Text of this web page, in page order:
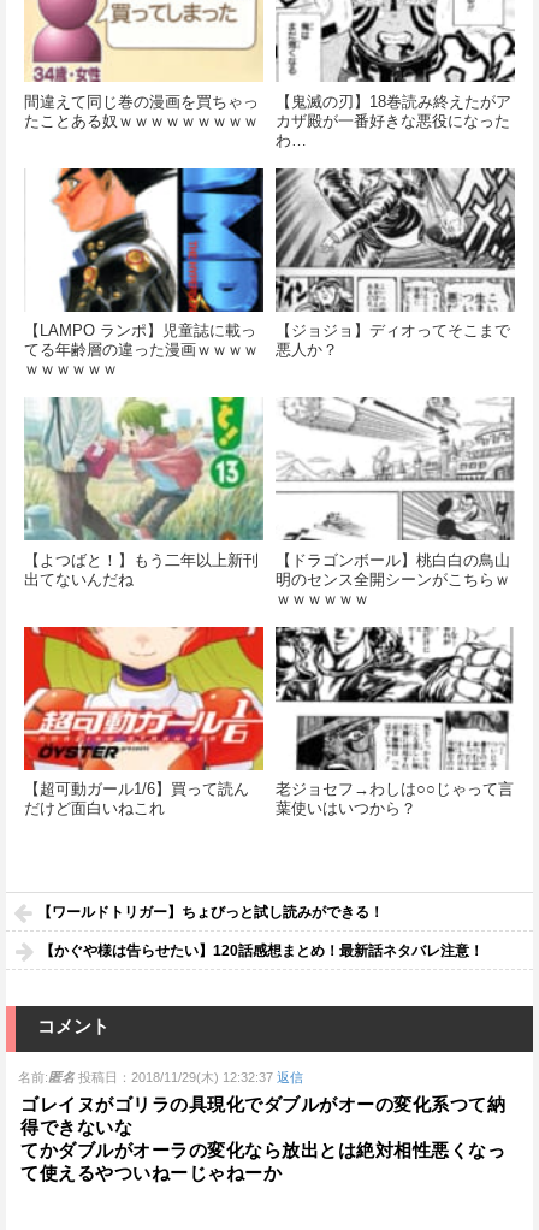
間違えて同じ巻の漫画を買ちゃっ
たことある奴ｗｗｗｗｗｗｗｗｗ
【鬼滅の刃】18巻読み終えたがア
カザ殿が一番好きな悪役になった
わ…
【LAMPO ランポ】児童誌に載っ
てる年齢層の違った漫画ｗｗｗｗ
ｗｗｗｗｗｗ
【ジョジョ】ディオってそこまで
悪人か？
【よつばと！】もう二年以上新刊
出てないんだね
【ドラゴンボール】桃白白の鳥山
明のセンス全開シーンがこちらｗ
ｗｗｗｗｗｗ
【超可動ガール1/6】買って読ん
だけど面白いねこれ
老ジョセフ→わしは○○じゃって言
葉使いはいつから？
【ワールドトリガー】ちょびっと試し読みができる！
【かぐや様は告らせたい】120話感想まとめ！最新話ネタバレ注意！
コメント
名前:匿名 投稿日：2018/11/29(木) 12:32:37 返信
ゴレイヌがゴリラの具現化でダブルがオーの変化系つて納
得できないな
てかダブルがオーラの変化なら放出とは絶対相性悪くなっ
て使えるやついねーじゃねーか